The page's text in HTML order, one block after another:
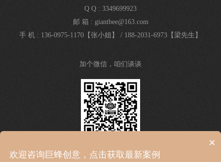
Q Q : 3349699923
邮 箱 : giantbee@163.com
手 机 : 136-0975-1170【张小姐】 / 188-2031-6973【梁先生】
加个微信，咱们谈谈
×
欢迎咨询巨蜂创意，点击获取最新案例